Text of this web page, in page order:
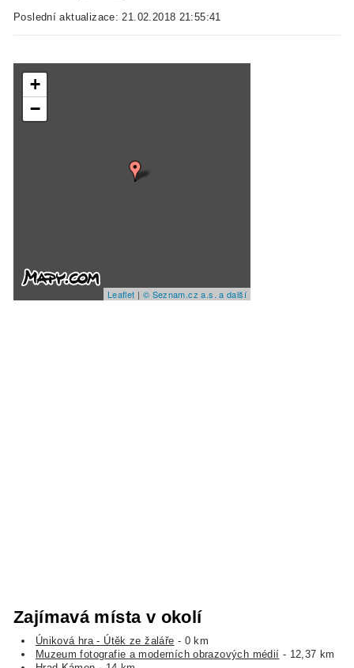
Poslední aktualizace: 21.02.2018 21:55:41
+
−
Leaflet | © Seznam.cz a.s. a další
Zajímavá místa v okolí
Úniková hra - Útěk ze žaláře - 0 km
Muzeum fotografie a moderních obrazových médií - 12,37 km